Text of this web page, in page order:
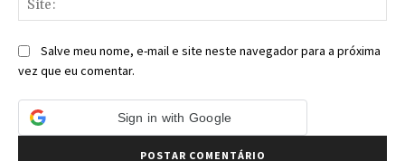
Salve meu nome, e-mail e site neste navegador para a próxima
vez que eu comentar.
Sign in with Google